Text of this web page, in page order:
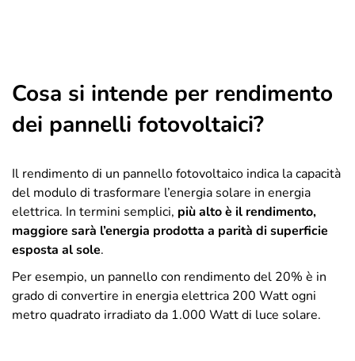
Cosa si intende per rendimento
dei pannelli fotovoltaici?
Il rendimento di un pannello fotovoltaico indica la capacità
del modulo di trasformare l’energia solare in energia
elettrica. In termini semplici, più alto è il rendimento,
maggiore sarà l’energia prodotta a parità di superficie
esposta al sole.
Per esempio, un pannello con rendimento del 20% è in
grado di convertire in energia elettrica 200 Watt ogni
metro quadrato irradiato da 1.000 Watt di luce solare.